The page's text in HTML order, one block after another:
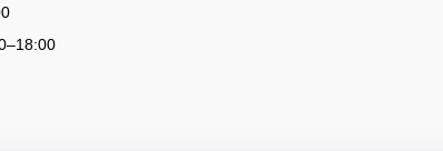
–18:00